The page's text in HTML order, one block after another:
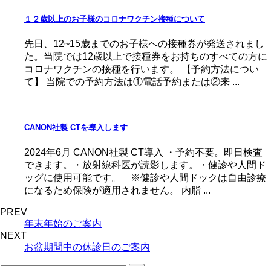
１２歳以上のお子様のコロナワクチン接種について
先日、12~15歳までのお子様への接種券が発送されまし
た。当院では12歳以上で接種券をお持ちのすべての方に
コロナワクチンの接種を行います。 【予約方法につい
て】 当院での予約方法は①電話予約または②来 ...
CANON社製 CTを導入します
2024年6月 CANON社製 CT導入 ・予約不要。即日検査
できます。・放射線科医が読影します。・健診や人間ド
ッグに使用可能です。 ※健診や人間ドックは自由診療
になるため保険が適用されません。 内脂 ...
PREV
年末年始のご案内
NEXT
お盆期間中の休診日のご案内